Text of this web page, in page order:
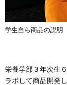
学生自ら商品の説明
栄養学部３年次生
ラボして商品開発